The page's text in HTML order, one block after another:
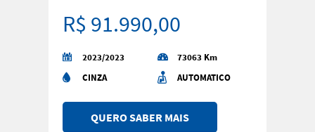
R$ 91.990,00
2023/2023
73063 Km
CINZA
AUTOMATICO
QUERO SABER MAIS